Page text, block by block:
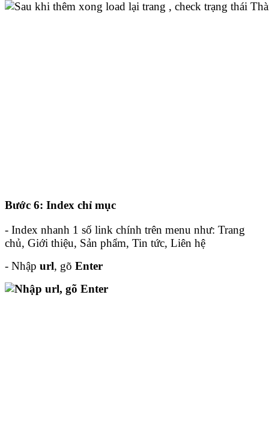
Bước 6: Index chỉ mục
- Index nhanh 1 số link chính trên menu như: Trang
chủ, Giới thiệu, Sản phẩm, Tin tức, Liên hệ
- Nhập url, gõ Enter